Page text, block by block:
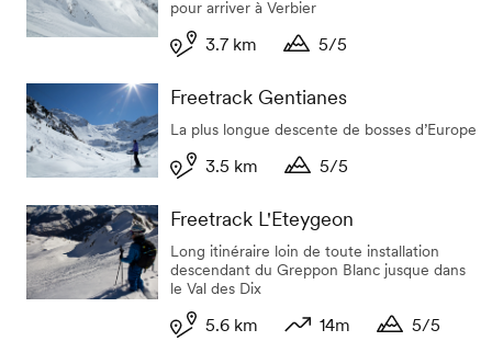
pour arriver à Verbier
3.7 km
5/5
Freetrack Gentianes
La plus longue descente de bosses d’Europe
3.5 km
5/5
Freetrack L'Eteygeon
Long itinéraire loin de toute installation
descendant du Greppon Blanc jusque dans
le Val des Dix
5.6 km
14m
5/5